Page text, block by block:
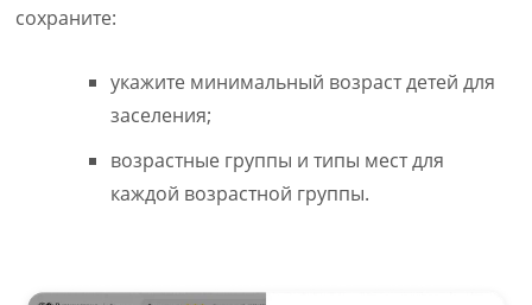
сохраните:
укажите минимальный возраст детей для
заселения;
возрастные группы и типы мест для
каждой возрастной группы.